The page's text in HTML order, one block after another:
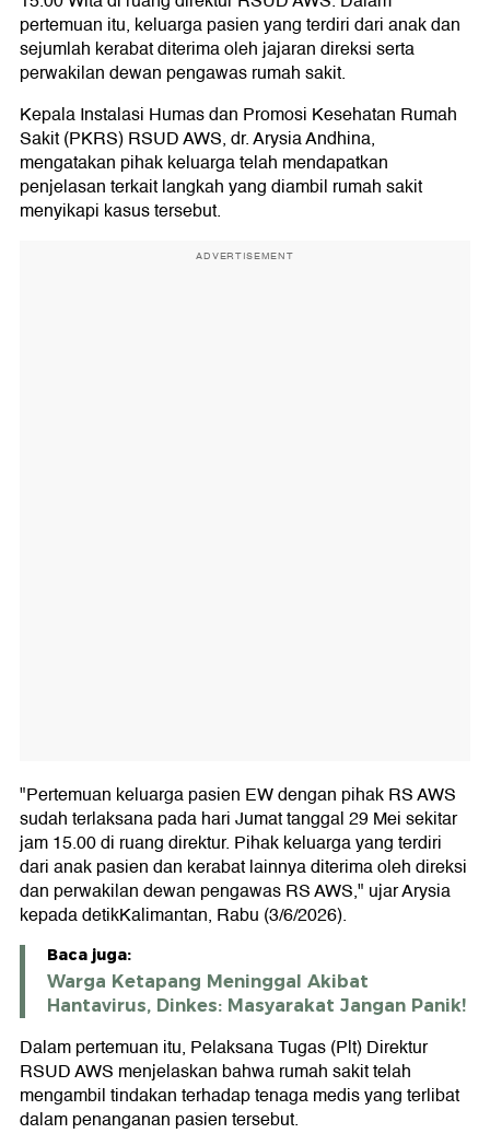
pertemuan itu, keluarga pasien yang terdiri dari anak dan
sejumlah kerabat diterima oleh jajaran direksi serta
perwakilan dewan pengawas rumah sakit.
Kepala Instalasi Humas dan Promosi Kesehatan Rumah
Sakit (PKRS) RSUD AWS, dr. Arysia Andhina,
mengatakan pihak keluarga telah mendapatkan
penjelasan terkait langkah yang diambil rumah sakit
menyikapi kasus tersebut.
ADVERTISEMENT
"Pertemuan keluarga pasien EW dengan pihak RS AWS
sudah terlaksana pada hari Jumat tanggal 29 Mei sekitar
jam 15.00 di ruang direktur. Pihak keluarga yang terdiri
dari anak pasien dan kerabat lainnya diterima oleh direksi
dan perwakilan dewan pengawas RS AWS," ujar Arysia
kepada detikKalimantan, Rabu (3/6/2026).
Baca juga:
Warga Ketapang Meninggal Akibat
Hantavirus, Dinkes: Masyarakat Jangan Panik!
Dalam pertemuan itu, Pelaksana Tugas (Plt) Direktur
RSUD AWS menjelaskan bahwa rumah sakit telah
mengambil tindakan terhadap tenaga medis yang terlibat
dalam penanganan pasien tersebut.